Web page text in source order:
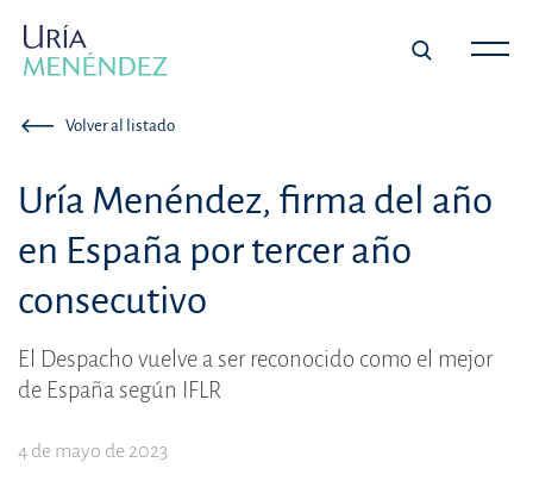
Volver al listado
Uría Menéndez, firma del año
en España por tercer año
consecutivo
El Despacho vuelve a ser reconocido como el mejor
de España según IFLR
4 de mayo de 2023